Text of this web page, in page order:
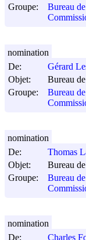
Groupe:
Bureau
De:
Gérard
Objet:
Bureau
Groupe:
Bureau
nomination
De:
Thomas
Objet:
Bureau
Groupe:
Bureau
nomination
De:
Charles
nomination